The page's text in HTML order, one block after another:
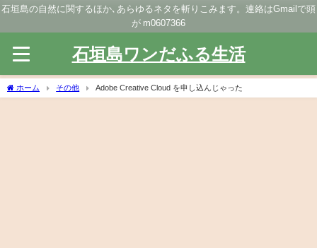
石垣島の自然に関するほか､あらゆるネタを斬りこみます。連絡はGmailで頭
が m0607366
石垣島ワンだふる生活
ホーム その他 Adobe Creative Cloud を申し込んじゃった